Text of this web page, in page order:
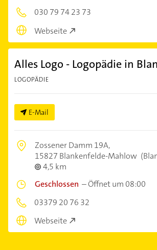
030 79 74 23 73
Webseite
Alles Logo - Logopädie in
LOGOPÄDIE
E-Mail
Zossener Damm 19A,
15827 Blankenfelde-Mahlow
4,5 km
Geschlossen –Öffnet um 08:00
03379 20 76 32
Webseite